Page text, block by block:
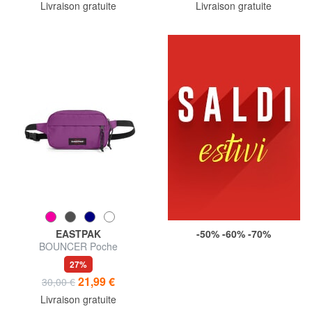
Livraison gratuite Livraison gratuite
EASTPAK
BOUNCER Poche
27%
30,00 € 21,99 €
Livraison gratuite
-50% -60% -70%